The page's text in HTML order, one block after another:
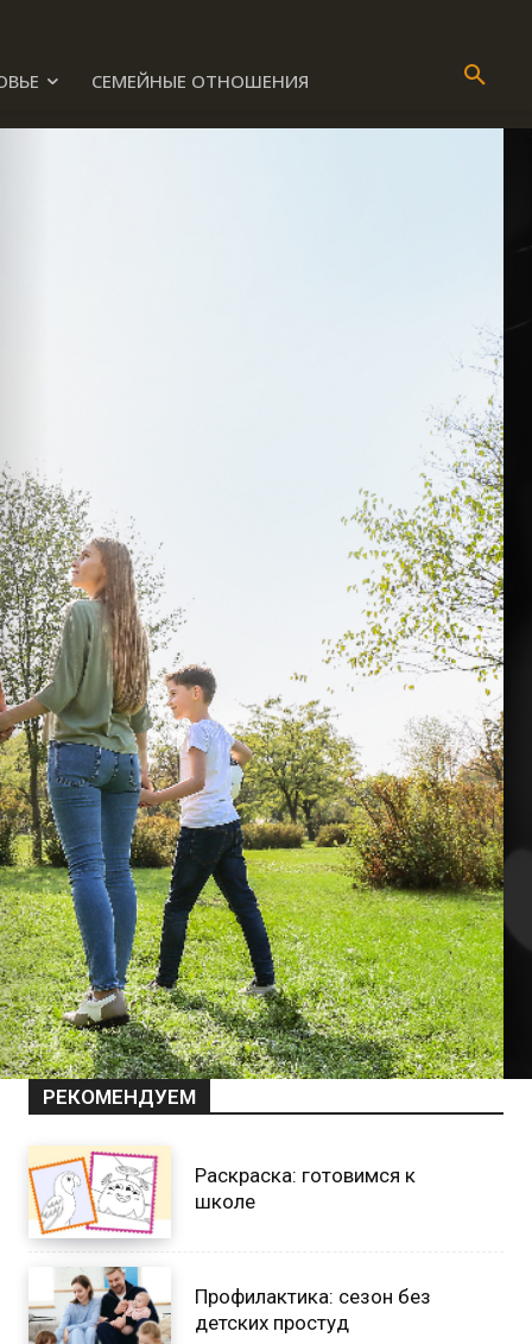
СЕМЕЙНЫЕ ОТНОШЕНИЯ
РЕКОМЕНДУЕМ
Раскраска: готовимся к
школе
Профилактика: сезон без
детских простуд